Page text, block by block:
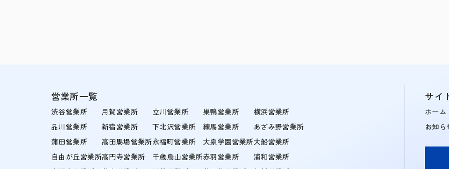
営業所一覧
渋谷営業所
品川営業所
蒲田営業所
自由が丘営業所
用賀営業所
新宿営業所
高田馬場営業所
高円寺営業所
立川営業所
下北沢営業所
永福町営業所
千歳烏山営業所
巣鴨営業所
練馬営業所
大泉学園営業所
赤羽営業所
横浜営業所
あざみ野営業所
大船営業所
浦和営業所
サイ
ホーム
お知ら